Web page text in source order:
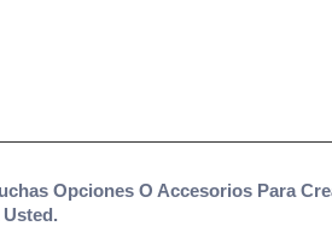
Opciones O Accesorios Para